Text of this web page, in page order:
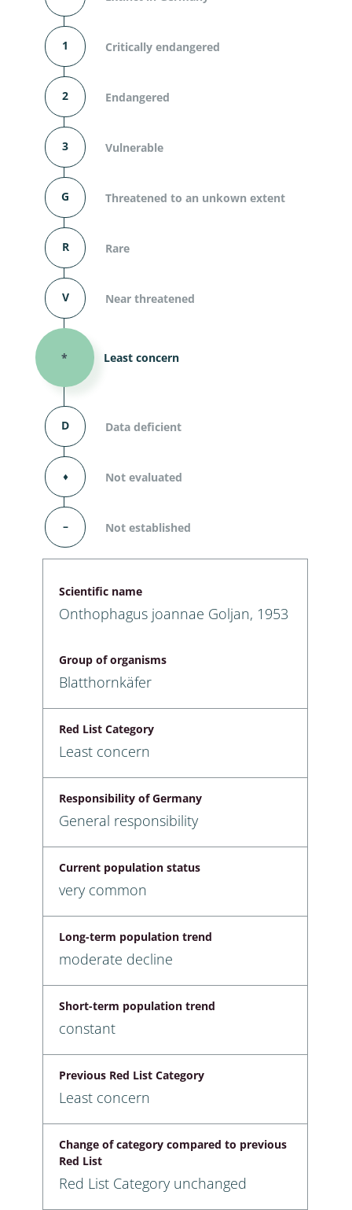
1 Critically endangered
2 Endangered
3 Vulnerable
G Threatened to an unkown extent
R Rare
V Near threatened
* Least concern
D Data deficient
⬧ Not evaluated
– Not established
Scientific name
Onthophagus joannae Goljan, 1953
Group of organisms
Blatthornkäfer
Red List Category
Least concern
Responsibility of Germany
General responsibility
Current population status
very common
Long-term population trend
moderate decline
Short-term population trend
constant
Previous Red List Category
Least concern
Change of category compared to previous
Red List
Red List Category unchanged